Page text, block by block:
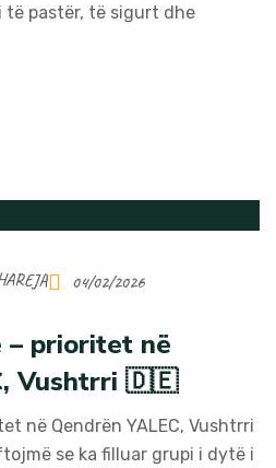
të pastër, të sigurt dhe
04/02/2026
– prioritet në
Vushtrri 🇩🇪
në Qendrën YALEC, Vushtrri
se ka filluar grupi i dytë i